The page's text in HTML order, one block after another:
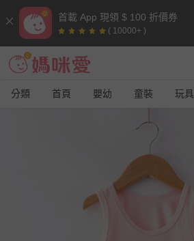
首載 App 現領 $ 100 折價券
( 10000+ )
分類 首頁 嬰幼 童裝 玩具